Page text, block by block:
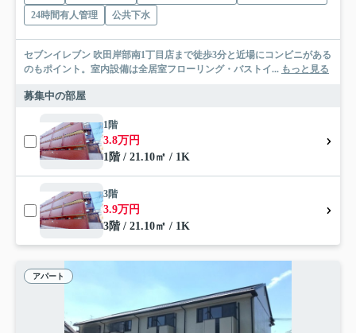
24時間有人管理
公共下水
セブンイレブン 吹田岸部南1丁目店まで徒歩3分と近場にコンビニがある
のもポイント。室内設備は全居室フローリング・バストイ... もっと見る
募集中の部屋
1階
3.8万円
1階 / 21.10㎡ / 1K
3階
3.9万円
3階 / 21.10㎡ / 1K
アパート